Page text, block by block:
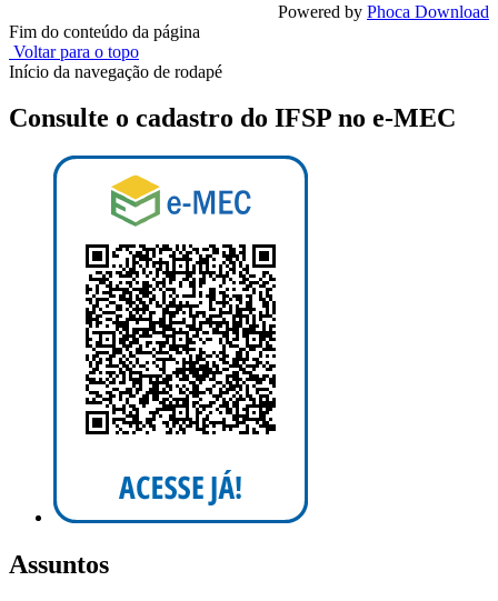
Powered by Phoca Download
Fim do conteúdo da página
Voltar para o topo
Início da navegação de rodapé
Consulte o cadastro do IFSP no e-MEC
Assuntos